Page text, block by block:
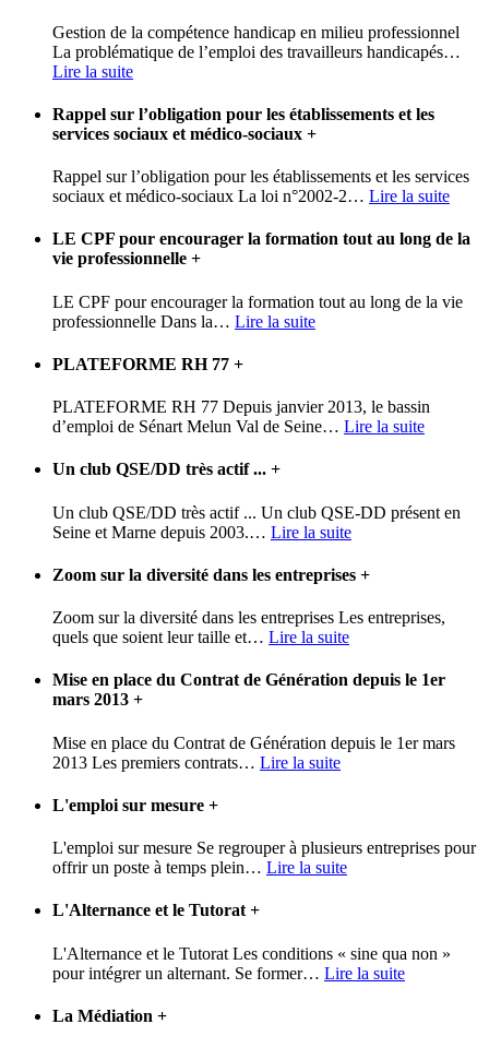
Gestion de la compétence handicap en milieu professionnel
La problématique de l’emploi des travailleurs handicapés…
Lire la suite
Rappel sur l’obligation pour les établissements et les
services sociaux et médico-sociaux +
Rappel sur l’obligation pour les établissements et les services
sociaux et médico-sociaux La loi n°2002-2… Lire la suite
LE CPF pour encourager la formation tout au long de la
vie professionnelle +
LE CPF pour encourager la formation tout au long de la vie
professionnelle Dans la… Lire la suite
PLATEFORME RH 77 +
PLATEFORME RH 77 Depuis janvier 2013, le bassin
d’emploi de Sénart Melun Val de Seine… Lire la suite
Un club QSE/DD très actif ... +
Un club QSE/DD très actif ... Un club QSE-DD présent en
Seine et Marne depuis 2003.… Lire la suite
Zoom sur la diversité dans les entreprises +
Zoom sur la diversité dans les entreprises Les entreprises,
quels que soient leur taille et… Lire la suite
Mise en place du Contrat de Génération depuis le 1er
mars 2013 +
Mise en place du Contrat de Génération depuis le 1er mars
2013 Les premiers contrats… Lire la suite
L'emploi sur mesure +
L'emploi sur mesure Se regrouper à plusieurs entreprises pour
offrir un poste à temps plein… Lire la suite
L'Alternance et le Tutorat+
L'Alternance et le Tutorat Les conditions « sine qua non »
pour intégrer un alternant. Se former… Lire la suite
La Médiation +